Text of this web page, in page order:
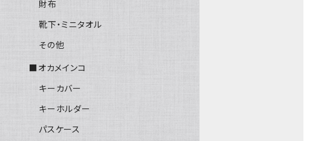
財布
靴下・ミニタオル
その他
■オカメインコ
キーカバー
キーホルダー
パスケース